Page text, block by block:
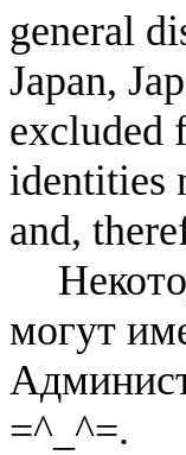
general
Japan,
excluded
identities
and,
могут
=^_^=.